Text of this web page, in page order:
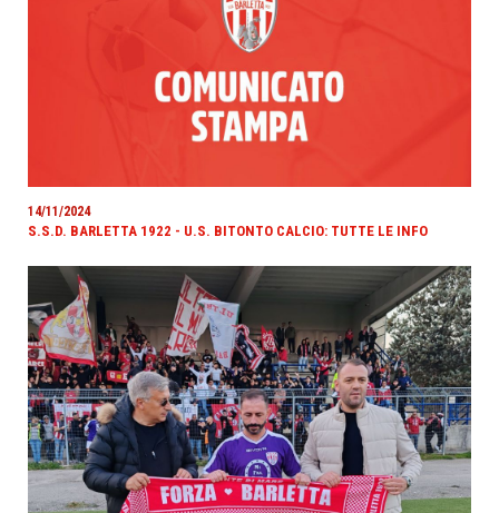
14/11/2024
S.S.D. BARLETTA 1922 - U.S. BITONTO CALCIO: TUTTE LE INFO